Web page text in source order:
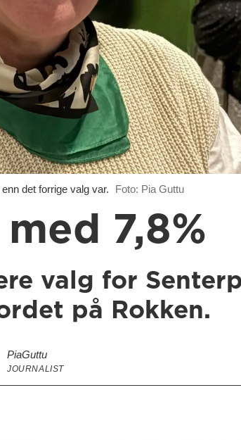
det forrige valg var. Foto: Pia Guttu
7,8%
valg for
på Rokken.
PiaGuttu
JOURNALIST